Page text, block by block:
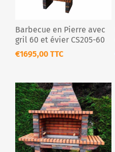
Barbecue en Pierre avec
gril 60 et évier CS205-60
€1695,00 TTC